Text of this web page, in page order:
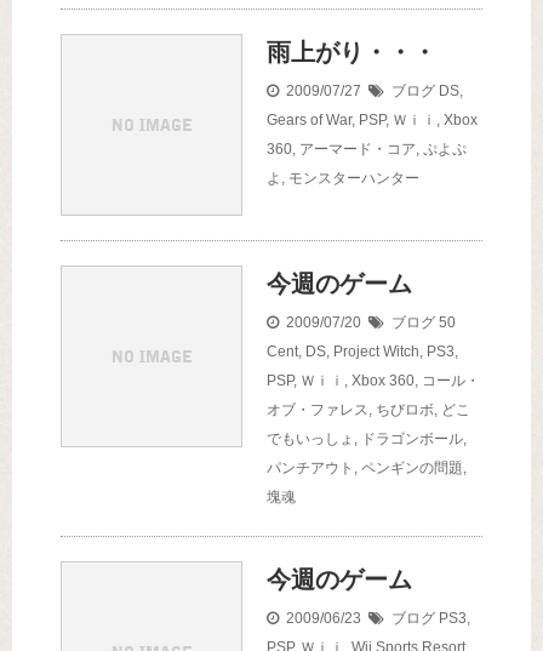
雨上がり・・・
2009/07/27 ブログ DS,
Gears of War, PSP, Ｗｉｉ , Xbox
360, アーマード・コア, ぷよぷ
よ , モンスターハンター
今週のゲーム
2009/07/20 ブログ 50
Cent, DS, Project Witch, PS3,
PSP, Ｗｉｉ , Xbox 360, コール・
オブ・ファレス, ちびロボ, どこ
でもいっしょ , ドラゴンボール,
パンチアウト , ペンギンの問題,
塊魂
今週のゲーム
2009/06/23 ブログ PS3,
PSP, Ｗｉｉ , Wii Sports Resort,